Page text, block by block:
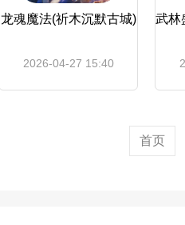
龙魂魔法(祈木沉默古城)
2026-04-27 15:40
首页